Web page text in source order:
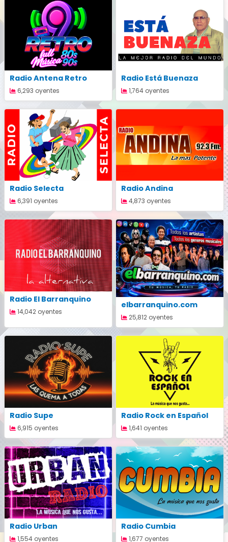
Radio Antena Retro
6,293 oyentes
Radio Está Buenaza
1,764 oyentes
Radio Selecta
6,391 oyentes
Radio Andina
4,873 oyentes
Radio El Barranquino
14,042 oyentes
elbarranquino.com
25,812 oyentes
Radio Supe
6,915 oyentes
Radio Rock en Español
1,641 oyentes
Radio Urban
1,554 oyentes
Radio Cumbia
1,677 oyentes